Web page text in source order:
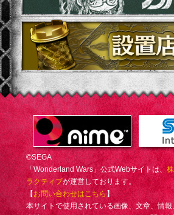
©SEGA
「Wonderland Wars」公式Webサイトは、
ラクティブが運営しております。
【お問い合わせはこちら】
本サイトで使用されている画像、文章、情